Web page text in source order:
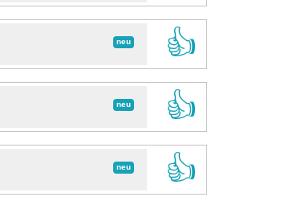
neu
👍
neu
👍
neu
👍